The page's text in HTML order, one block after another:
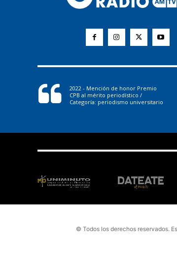
2022 - Mención de honor Premio
CPB al mérito periodístico /
Categoría: periodismo universitario
© Todos los derechos reservados.